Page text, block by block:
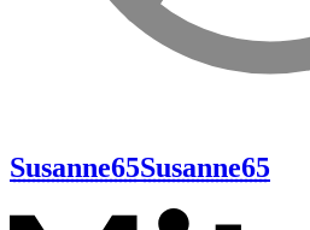
Susanne65Susanne65